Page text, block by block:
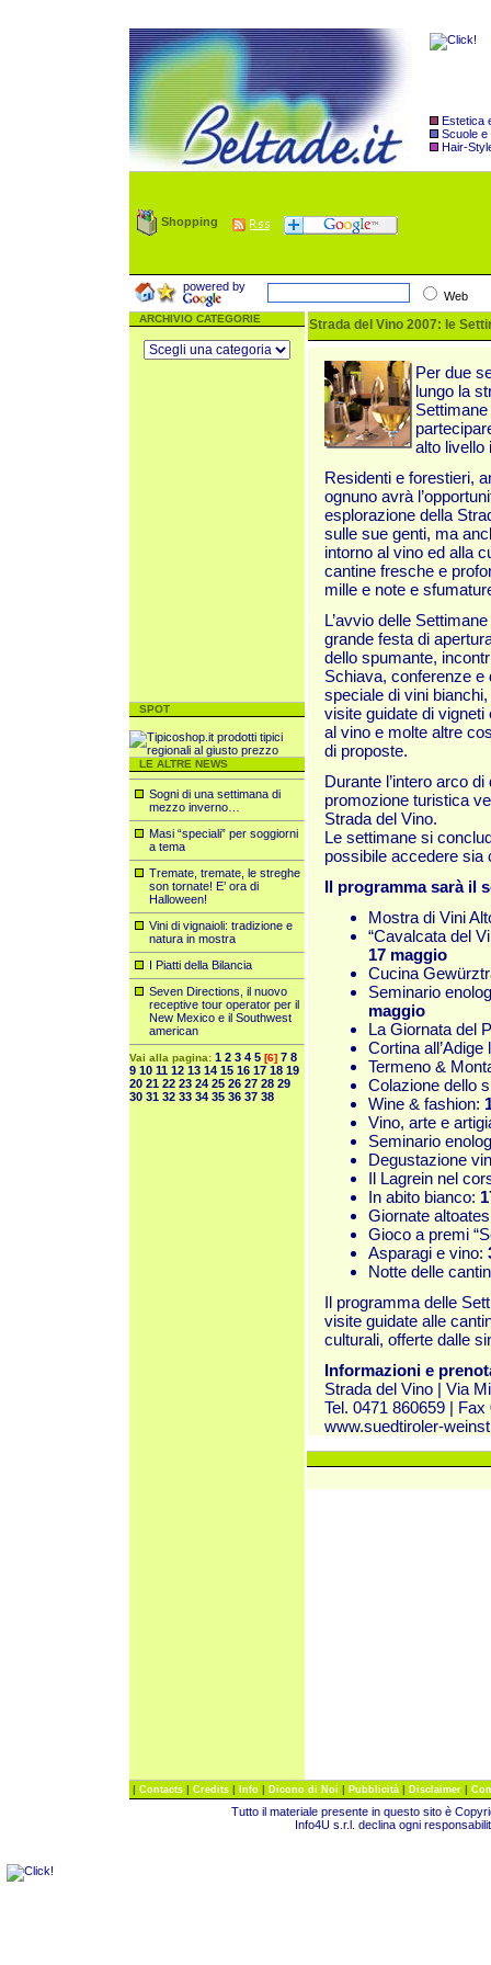
Estetica
Scuole e
Hair-
Shopping
powered by
Web
ARCHIVIO CATEGORIE
SPOT
LE ALTRE NEWS
Sogni di una settimana di
mezzo inverno…
Masi “speciali” per soggiorni
a tema
Tremate, tremate, le streghe
son tornate! E’ ora di
Halloween!
Vini di vignaioli: tradizione e
natura in mostra
I Piatti della Bilancia
Seven Directions, il nuovo
receptive tour operator per il
New Mexico e il Southwest
american
Vai alla pagina: 1 2 3 4 5 [6] 7 8
9 10 11 12 13 14 15 16 17 18 19
20 21 22 23 24 25 26 27 28 29
30 31 32 33 34 35 36 37 38
Strada del Vino 2007: le
Per due
lungo la
alto livello
Residenti e forestieri,
ognuno avrà
esplorazione della
sulle sue genti, ma
intorno al vino ed alla
cantine fresche e
mille e note e
L’avvio delle
grande festa di
dello spumante,
Schiava, conferenze e
speciale di vini
visite guidate di
al vino e molte altre
di proposte.
Durante l’intero arco
promozione turistica
Strada del Vino.
Le settimane si
possibile accedere sia
Il programma sarà il
Mostra di Vini
“Cavalcata del
17 maggio
Cucina
Seminario
maggio
La Giornata del
Cortina
Termeno &
Colazione dello
Wine & fashion:
Vino, arte e
Seminario
Degustazione
Il Lagrein nel
In abito bianco:
Giornate
Gioco a premi
Asparagi e vino:
Notte delle
Il programma delle
visite guidate alle
culturali, offerte dalle
Informazioni e
Strada del Vino | Via
Tel. 0471 860659 |
www.suedtiroler-
| Contacts | Credits | Info | Dicono di Noi | Pubblicità | Disclaimer |
Tutto il materiale presente in questo sito è
Info4U s.r.l. declina ogni